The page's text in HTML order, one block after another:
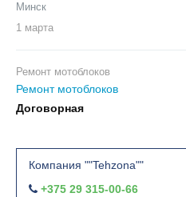
Минск
1 марта
Ремонт мотоблоков
Ремонт мотоблоков
Договорная
Компания ""Tehzona""
+375 29 315-00-66